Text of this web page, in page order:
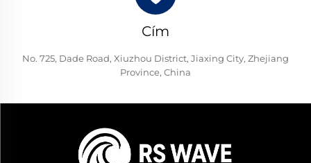
Cím
No. 725, Dade Road, Xiuzhou District, Jiaxing City, Zhejiang
Province, China